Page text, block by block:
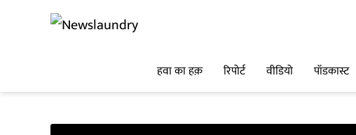
हवा का हक़ रिपोर्ट वीडियो पॉडकास्ट